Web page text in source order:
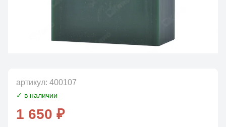
артикул: 400107
✓ в наличии
1 650 ₽